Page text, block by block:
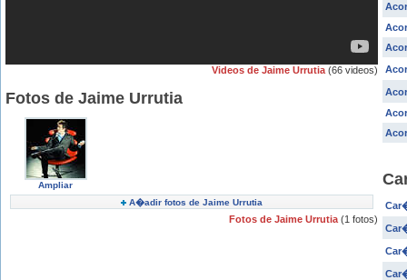
Videos de Jaime Urrutia (66 videos)
Fotos de Jaime Urrutia
Ampliar
A�adir fotos de Jaime Urrutia
Fotos de Jaime Urrutia (1 fotos)